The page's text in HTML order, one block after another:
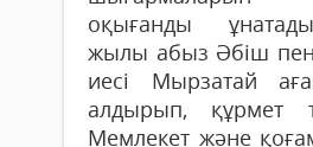
оқығанды
жылы абыз Әбіш пен
иесі Мырзатай
алдырып, құрмет
Мемлекет және